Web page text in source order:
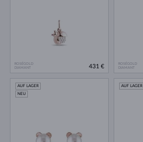
ROSÉGOLD
DIAMANT
431 €
ROSÉGOLD
DIAMANT
AUF LAGER
NEU
AUF LAGER